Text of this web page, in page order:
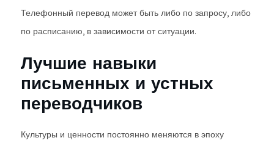
Телефонный перевод может быть либо по запросу, либо
по расписанию, в зависимости от ситуации.
Лучшие навыки
письменных и устных
переводчиков
Культуры и ценности постоянно меняются в эпоху